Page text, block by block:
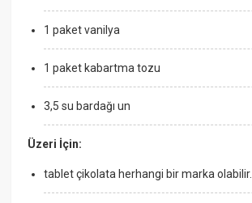
1 paket vanilya
1 paket kabartma tozu
3,5 su bardağı un
Üzeri İçin:
tablet çikolata herhangi bir marka olabilir.